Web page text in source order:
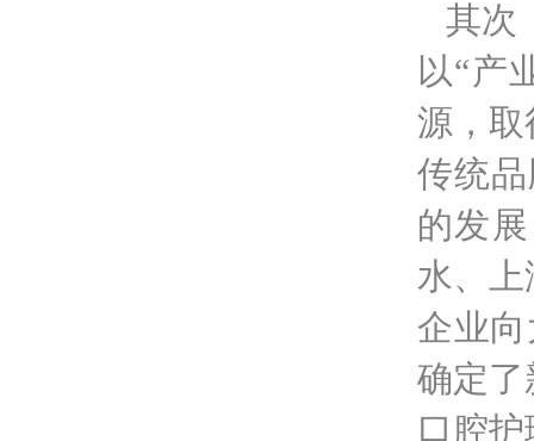
其次
以“产
源，
传统
的发
水、
企业
确定了
口腔